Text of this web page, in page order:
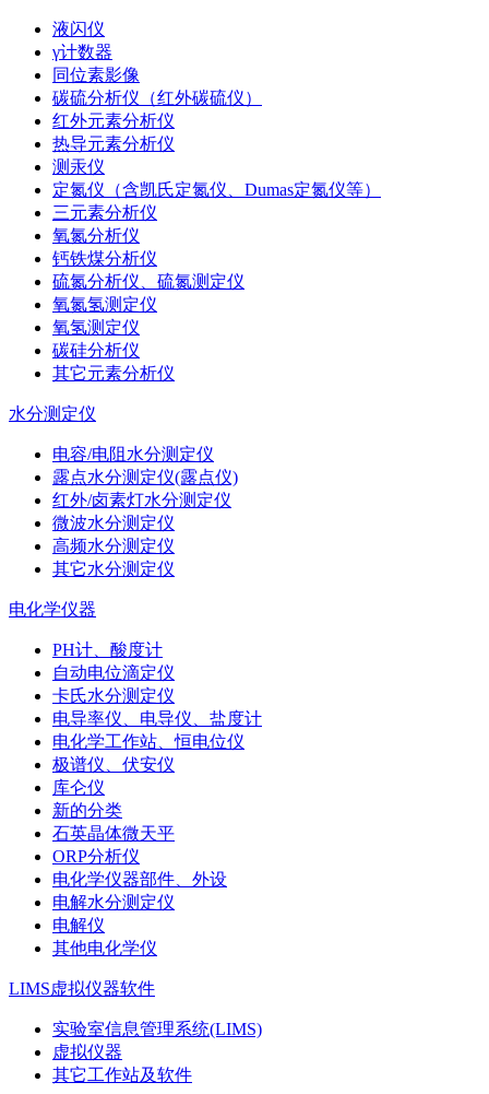
液闪仪
γ计数器
同位素影像
碳硫分析仪（红外碳硫仪）
红外元素分析仪
热导元素分析仪
测汞仪
定氮仪（含凯氏定氮仪、Dumas定氮仪等）
三元素分析仪
氧氮分析仪
钙铁煤分析仪
硫氮分析仪、硫氮测定仪
氧氮氢测定仪
氧氢测定仪
碳硅分析仪
其它元素分析仪
水分测定仪
电容/电阻水分测定仪
露点水分测定仪(露点仪)
红外/卤素灯水分测定仪
微波水分测定仪
高频水分测定仪
其它水分测定仪
电化学仪器
PH计、酸度计
自动电位滴定仪
卡氏水分测定仪
电导率仪、电导仪、盐度计
电化学工作站、恒电位仪
极谱仪、伏安仪
库仑仪
新的分类
石英晶体微天平
ORP分析仪
电化学仪器部件、外设
电解水分测定仪
电解仪
其他电化学仪
LIMS虚拟仪器软件
实验室信息管理系统(LIMS)
虚拟仪器
其它工作站及软件